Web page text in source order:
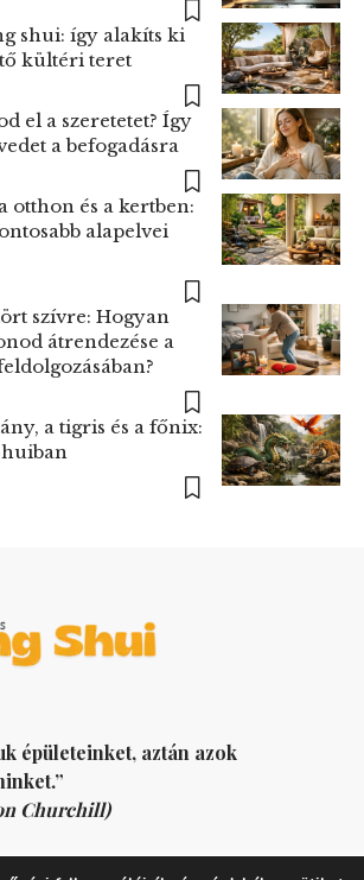
shui: így alakíts ki
kültéri teret
el a szeretetet? Így
a befogadásra
és a kertben:
alapelvei
szívre: Hogyan
átrendezése a
a tigris és a főnix:
épületeinket, aztán azok
Churchill)